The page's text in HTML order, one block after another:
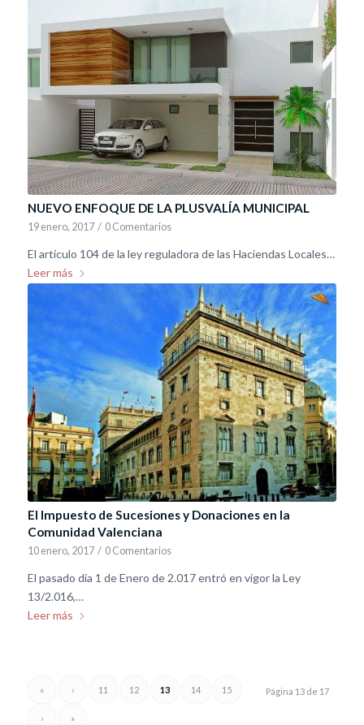
NUEVO ENFOQUE DE LA PLUSVALÍA MUNICIPAL
19 enero, 2017 / 0 Comentarios
El artículo 104 de la ley reguladora de las Haciendas Locales…
Leer más
El Impuesto de Sucesiones y Donaciones en la
Comunidad Valenciana
10 enero, 2017 / 0 Comentarios
El pasado día 1 de Enero de 2.017 entró en vigor la Ley
13/2.016,…
Leer más
Página 13 de 17
« ‹ 11 12 13 14 15
› »